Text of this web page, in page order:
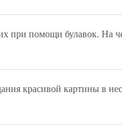
при помощи булавок. На
красивой картины в